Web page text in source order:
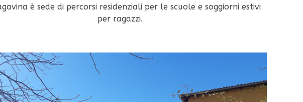
è sede di percorsi residenziali per le scuole e soggiorni estivi
per ragazzi.